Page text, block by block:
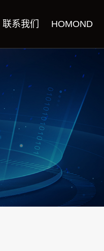
联系我们 HOMOND